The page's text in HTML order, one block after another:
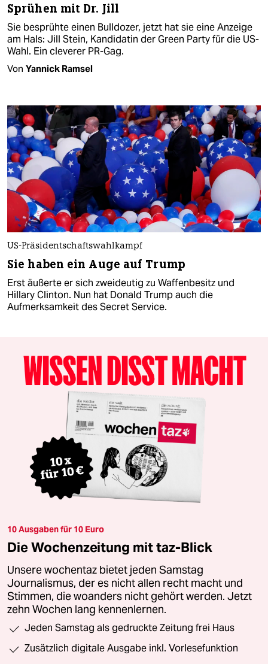
Sprühen mit Dr. Jill
Sie besprühte einen Bulldozer, jetzt hat sie eine Anzeige
am Hals: Jill Stein, Kandidatin der Green Party für die US-
Wahl. Ein cleverer PR-Gag.
Von Yannick Ramsel
US-Präsidentschaftswahlkampf
Sie haben ein Auge auf Trump
Erst äußerte er sich zweideutig zu Waffenbesitz und
Hillary Clinton. Nun hat Donald Trump auch die
Aufmerksamkeit des Secret Service.
10 Ausgaben für 10 Euro
Die Wochenzeitung mit taz-Blick
Unsere wochentaz bietet jeden Samstag
Journalismus, der es nicht allen recht macht und
Stimmen, die woanders nicht gehört werden. Jetzt
zehn Wochen lang kennenlernen.
Jeden Samstag als gedruckte Zeitung frei Haus
Zusätzlich digitale Ausgabe inkl. Vorlesefunktion